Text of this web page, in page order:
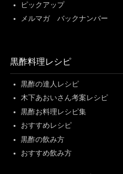
ピックアップ
メルマガ バックナンバー
黒酢料理レシピ
黒酢の達人レシピ
木下あおいさん考案レシピ
黒酢お料理レシピ集
おすすめレシピ
黒酢の飲み方
おすすめ飲み方